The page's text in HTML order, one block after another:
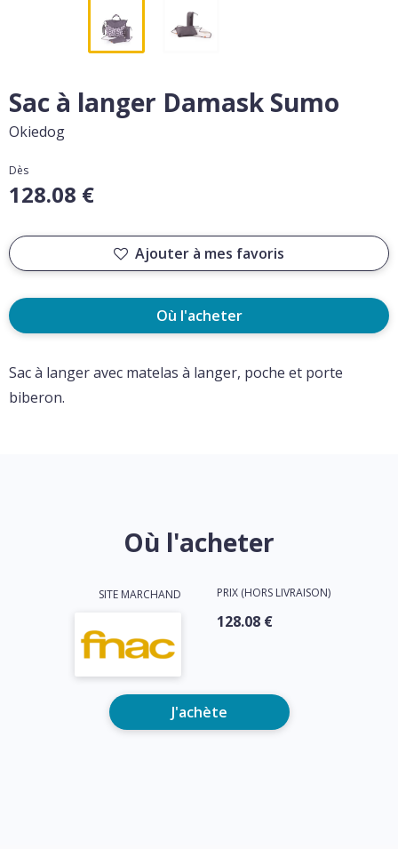
Sac à langer Damask Sumo
Okiedog
Dès
128.08 €
Ajouter à mes favoris
Où l'acheter
Sac à langer avec matelas à langer, poche et porte
biberon.
Où l'acheter
SITE MARCHAND PRIX (HORS LIVRAISON)
128.08 €
J'achète